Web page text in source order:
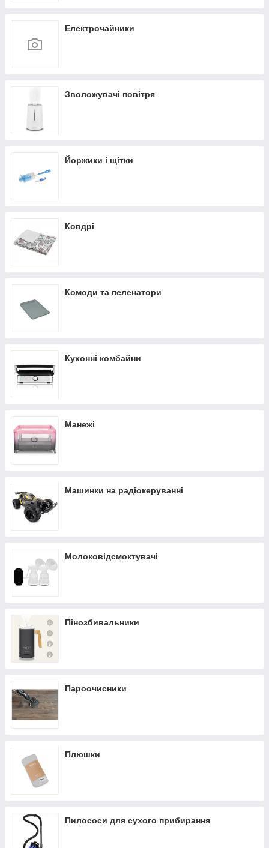
Електрочайники
Зволожувачі повітря
Йоржики і щітки
Ковдрі
Комоди та пеленатори
Кухонні комбайни
Манежі
Машинки на радіокеруванні
Молоковідсмоктувачі
Пінозбивальники
Пароочисники
Плюшки
Пилососи для сухого прибирання